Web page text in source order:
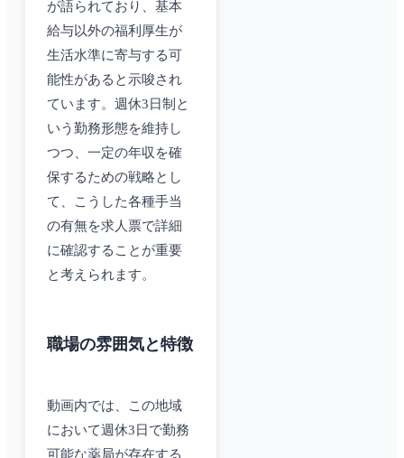
が語られており、基本
給与以外の福利厚生が
生活水準に寄与する可
能性があると示唆され
ています。週休3日制と
いう勤務形態を維持し
つつ、一定の年収を確
保するための戦略とし
て、こうした各種手当
の有無を求人票で詳細
に確認することが重要
と考えられます。
職場の雰囲気と特徴
動画内では、この地域
において週休3日で勤務
可能な薬局が存在する